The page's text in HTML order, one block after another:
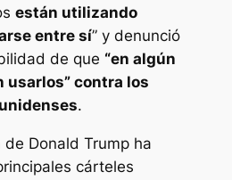
están utilizando
entre sí” y denunció
de que “en algún
usarlos” contra los
.
Donald Trump ha
cárteles